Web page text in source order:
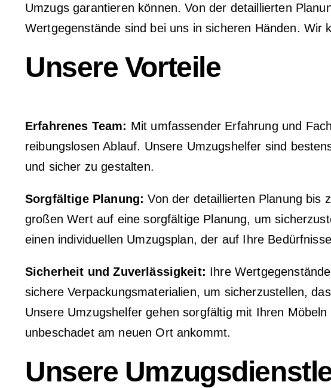
Umzugs garantieren können. Von der detaillierten
Wertgegenstände sind bei uns in sicheren Händen.
Unsere Vorteile
Erfahrenes Team: Mit umfassender Erfahrung und
reibungslosen Ablauf. Unsere Umzugshelfer sind
und sicher zu gestalten.
Sorgfältige Planung: Von der detaillierten Planung bis
großen Wert auf eine sorgfältige Planung, um
einen individuellen Umzugsplan, der auf Ihre
Sicherheit und Zuverlässigkeit: Ihre
sichere Verpackungsmaterialien, um sicherzustellen,
Unsere Umzugshelfer gehen sorgfältig mit Ihren
unbeschadet am neuen Ort ankommt.
Unsere